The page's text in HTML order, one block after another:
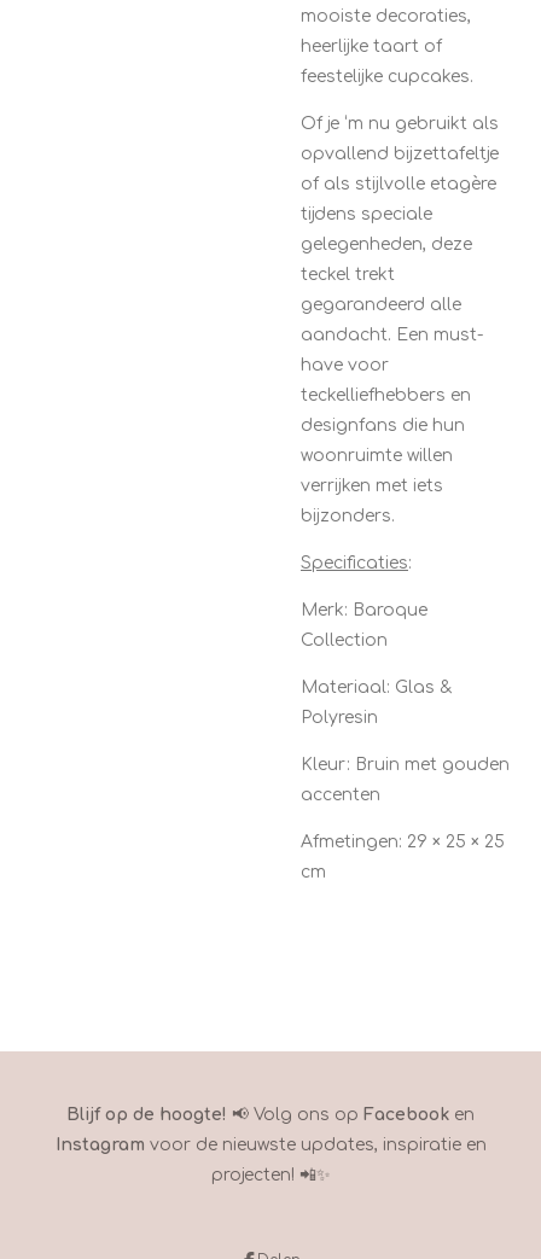
mooiste decoraties,
heerlijke taart of
feestelijke cupcakes.
Of je ‘m nu gebruikt als
opvallend bijzettafeltje
of als stijlvolle etagère
tijdens speciale
gelegenheden, deze
teckel trekt
gegarandeerd alle
aandacht. Een must-
have voor
teckelliefhebbers en
designfans die hun
woonruimte willen
verrijken met iets
bijzonders.
Specificaties:
Merk: Baroque
Collection
Materiaal: Glas &
Polyresin
Kleur: Bruin met gouden
accenten
Afmetingen: 29 × 25 × 25
cm
Blijf op de hoogte! 📢 Volg ons op Facebook en
Instagram voor de nieuwste updates, inspiratie en
projecten! 📲✨